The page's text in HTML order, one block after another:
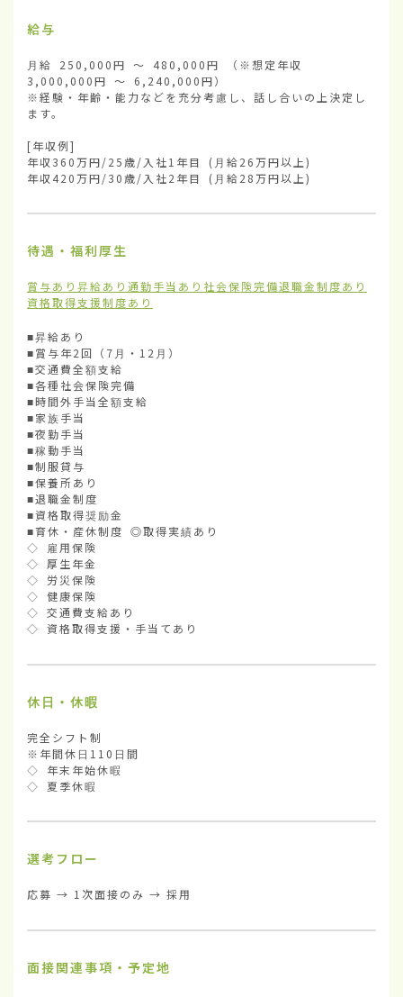
給与
月給 250,000円 ～ 480,000円 （※想定年収
3,000,000円 ～ 6,240,000円）
※経験・年齢・能力などを充分考慮し、話し合いの上決定し
ます。
[年収例]
年収360万円/25歳/入社1年目 (月給26万円以上)
年収420万円/30歳/入社2年目 (月給28万円以上)
待遇・福利厚生
賞与あり 昇給あり 通勤手当あり 社会保険完備退職金制度あり
資格取得支援制度あり
■昇給あり
■賞与年2回（7月・12月）
■交通費全額支給
■各種社会保険完備
■時間外手当全額支給
■家族手当
■夜勤手当
■稼動手当
■制服貸与
■保養所あり
■退職金制度
■資格取得奨励金
■育休・産休制度 ◎取得実績あり
◇ 雇用保険
◇ 厚生年金
◇ 労災保険
◇ 健康保険
◇ 交通費支給あり
◇ 資格取得支援・手当てあり
休日・休暇
完全シフト制
※年間休日110日間
◇ 年末年始休暇
◇ 夏季休暇
選考フロー
応募 → 1次面接のみ → 採用
面接関連事項・予定地